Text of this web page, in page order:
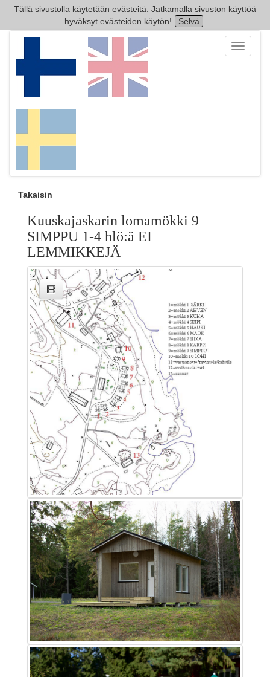
Tällä sivustolla käytetään evästeitä. Jatkamalla sivuston käyttöä
hyväksyt evästeiden käytön!
Selvä
Toggle
Takaisin
Kuuskajaskarin lomamökki 9
SIMPPU 1-4 hlö:ä EI
LEMMIKKEJÄ